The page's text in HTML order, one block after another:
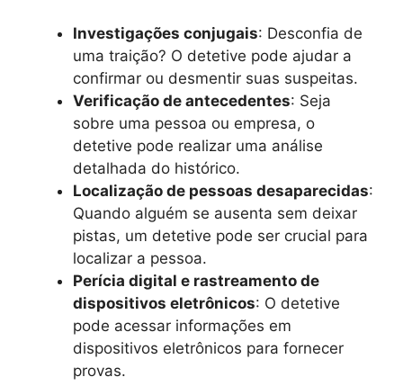
Investigações conjugais: Desconfia de
uma traição? O detetive pode ajudar a
confirmar ou desmentir suas suspeitas.
Verificação de antecedentes: Seja
sobre uma pessoa ou empresa, o
detetive pode realizar uma análise
detalhada do histórico.
Localização de pessoas desaparecidas:
Quando alguém se ausenta sem deixar
pistas, um detetive pode ser crucial para
localizar a pessoa.
Perícia digital e rastreamento de
dispositivos eletrônicos: O detetive
pode acessar informações em
dispositivos eletrônicos para fornecer
provas.